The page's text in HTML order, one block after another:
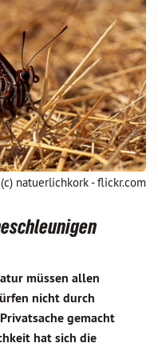
(c) natuerlichkork - flickr.com
müssen allen
nicht durch
gemacht
hat sich die